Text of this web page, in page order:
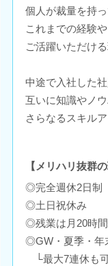
個人が裁量を持っ
これまでの経験
ご活躍いただける
中途で入社した
互いに知識やノ
さらなるスキル
【メリハリ抜群の
◎完全週休2日制
◎土日祝休み
◎残業は月20時
◎GW・夏季・年
└最大7連休も